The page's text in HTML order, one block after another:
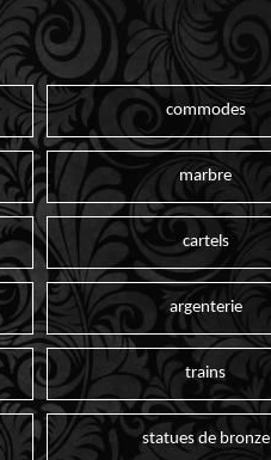
commodes
marbre
cartels
argenterie
trains
statues de bronze